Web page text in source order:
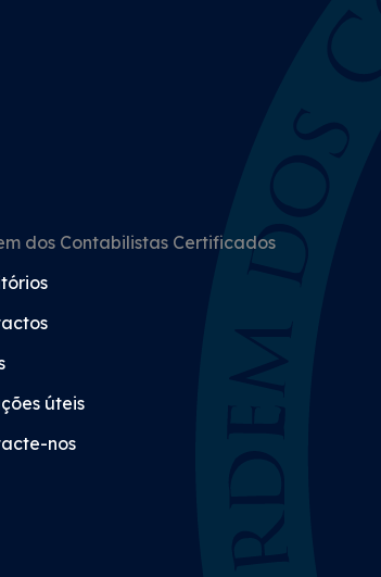
dos Contabilistas Certificados
úteis
nos